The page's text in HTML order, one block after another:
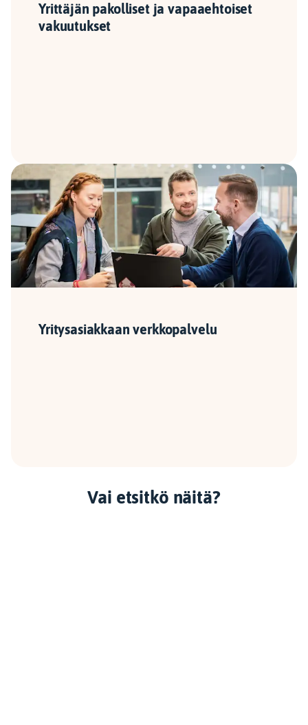
Yrittäjän pakolliset ja vapaaehtoiset
vakuutukset
Yritysasiakkaan verkkopalvelu
Vai etsitkö näitä?